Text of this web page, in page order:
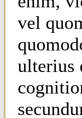
vel
ulterius